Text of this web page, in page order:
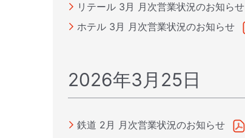
リテール 3月 月次営業状況のお知らせ
ホテル 3月 月次営業状況のお知らせ
2026年3月25日
鉄道 2月 月次営業状況のお知らせ